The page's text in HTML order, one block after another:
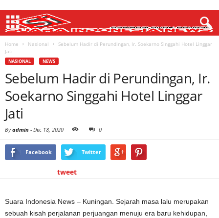
Home Nasional
Sebelum Hadir di Perundingan, Ir. Soekarno Singgahi Hotel Linggar
Jati
NASIONAL NEWS
Sebelum Hadir di Perundingan, Ir.
Soekarno Singgahi Hotel Linggar
Jati
Byadmin - Dec 18, 2020 0
Facebook Twitter
tweet
Suara Indonesia News – Kuningan. Sejarah masa lalu merupakan
sebuah kisah perjalanan perjuangan menuju era baru kehidupan,